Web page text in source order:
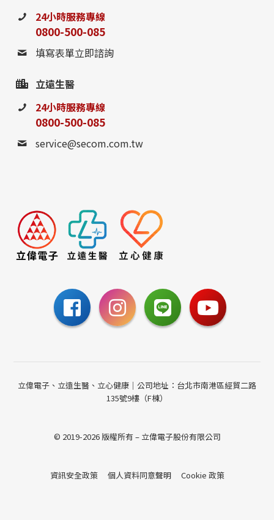
請至聯絡我們填寫表單，
或撥打24小時免費諮詢電話
聯絡我們
24小時服務專線
0800-500-085
填寫表單立即諮詢
立遠生醫
24小時服務專線
0800-500-085
service@secom.com.tw
立偉電子、立遠生醫、立心健康｜公司地址：台北市南港區經貿二路
135號9樓（F棟）
© 2019-2026 版權所有 – 立偉電子股份有限公司
資訊安全政策 個人資料同意聲明 Cookie 政策